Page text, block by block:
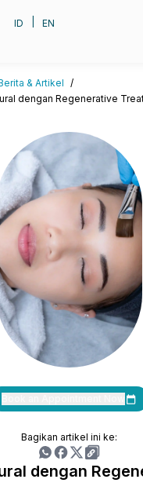
ID EN
& Artikel /
dengan Regenerative
Bagikan artikel ini ke:
dengan